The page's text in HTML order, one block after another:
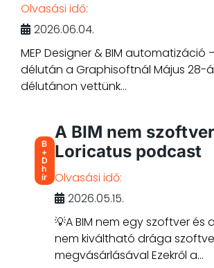
Olvasási idő:
2026.06.04.
MEP Designer & BIM automatizáció
délután a Graphisoftnál Május 28-
délutánon vettünk...
B
+
D
h
ír
A BIM nem
Loricatus podcast
Olvasási idő:
2026.05.15.
💡A BIM nem egy szoftver és
nem kiváltható drága
megvásárlásával Ezekről a...